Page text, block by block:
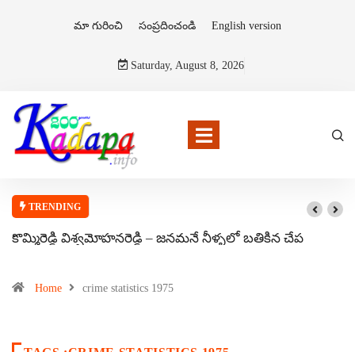
మా గురించి సంప్రదించండి English version
Saturday, August 8, 2026
TRENDING
కొమ్మిరెడ్డి విశ్వమోహనరెడ్డి – జనమనే నీళ్ళలో బతికిన చేప
Home crime statistics 1975